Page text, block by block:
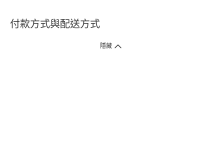
付款方式與配送方式
隱藏